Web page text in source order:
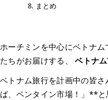
まとめ
ホーチミンを中心にベトナ
たちがお届けする、
ベトナ
ベトナム旅行を計画中の皆
ば、ベンタイン市場！」**と